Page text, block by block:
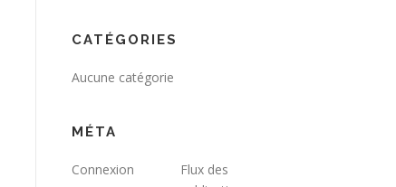
CATÉGORIES
Aucune catégorie
MÉTA
Connexion
Flux des